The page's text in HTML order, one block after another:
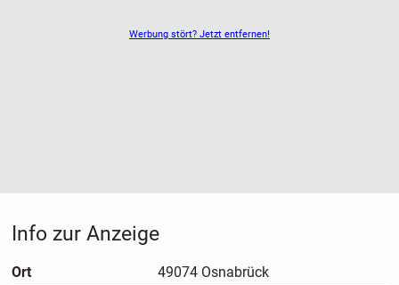
Werbung stört? Jetzt entfernen!
Info zur Anzeige
Ort
49074 Osnabrück